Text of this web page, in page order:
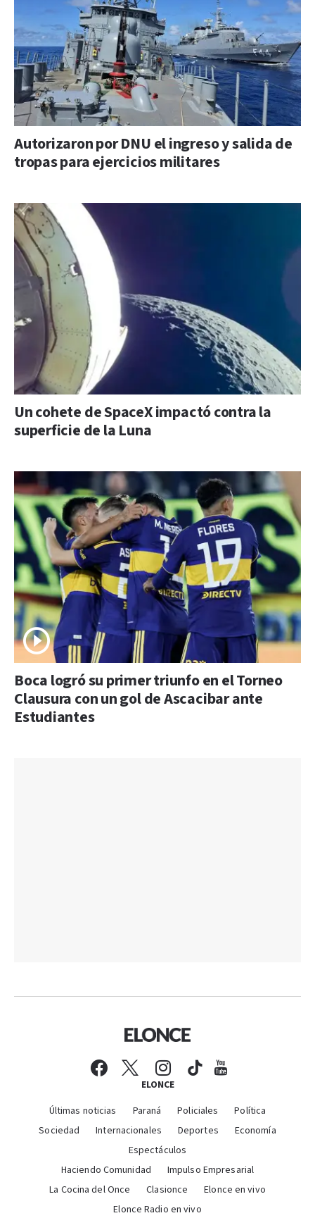
Autorizaron por DNU el ingreso y salida de
tropas para ejercicios militares
Un cohete de SpaceX impactó contra la
superficie de la Luna
Boca logró su primer triunfo en el Torneo
Clausura con un gol de Ascacibar ante
Estudiantes
ELONCE
Últimas noticias Paraná Policiales
Política
Sociedad
Internacionales Deportes
Economía
Espectáculos
Haciendo Comunidad
Impulso Empresarial
La Cocina del Once
Clasionce
Elonce en vivo
Elonce Radio en vivo